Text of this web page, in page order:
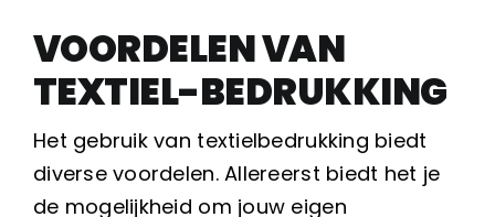
VOORDELEN VAN
TEXTIEL-BEDRUKKING
Het gebruik van textielbedrukking biedt
diverse voordelen. Allereerst biedt het je
de mogelijkheid om jouw eigen